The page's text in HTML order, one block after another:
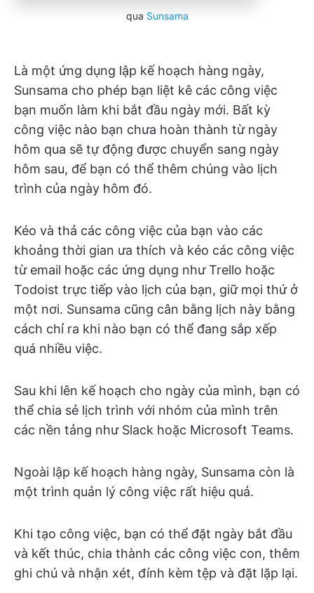
qua Sunsama
Là một ứng dụng lập kế hoạch hàng ngày,
Sunsama cho phép bạn liệt kê các công việc
bạn muốn làm khi bắt đầu ngày mới. Bất kỳ
công việc nào bạn chưa hoàn thành từ ngày
hôm qua sẽ tự động được chuyển sang ngày
hôm sau, để bạn có thể thêm chúng vào lịch
trình của ngày hôm đó.
Kéo và thả các công việc của bạn vào các
khoảng thời gian ưa thích và kéo các công việc
từ email hoặc các ứng dụng như Trello hoặc
Todoist trực tiếp vào lịch của bạn, giữ mọi thứ ở
một nơi. Sunsama cũng cân bằng lịch này bằng
cách chỉ ra khi nào bạn có thể đang sắp xếp
quá nhiều việc.
Sau khi lên kế hoạch cho ngày của mình, bạn có
thể chia sẻ lịch trình với nhóm của mình trên
các nền tảng như Slack hoặc Microsoft Teams.
Ngoài lập kế hoạch hàng ngày, Sunsama còn là
một trình quản lý công việc rất hiệu quả.
Khi tạo công việc, bạn có thể đặt ngày bắt đầu
và kết thúc, chia thành các công việc con, thêm
ghi chú và nhận xét, đính kèm tệp và đặt lặp lại.